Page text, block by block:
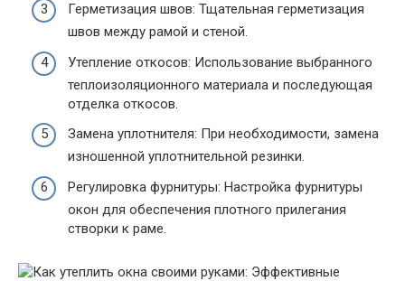
Герметизация швов: Тщательная герметизация
швов между рамой и стеной.
Утепление откосов: Использование выбранного
теплоизоляционного материала и последующая
отделка откосов.
Замена уплотнителя: При необходимости, замена
изношенной уплотнительной резинки.
Регулировка фурнитуры: Настройка фурнитуры
окон для обеспечения плотного прилегания
створки к раме.